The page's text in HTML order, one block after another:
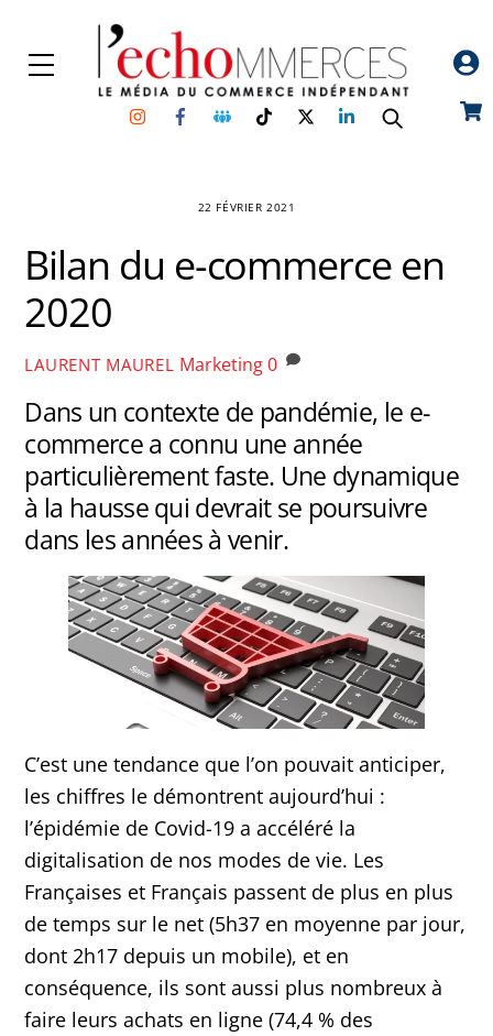
content
Menu
InstagramFacebookGroupe
Facebook
TikTokTwitterLinkedin
22 FÉVRIER 2021
Bilan du e-commerce en
2020
LAURENT MAUREL Marketing0
Dans un contexte de pandémie, le e-
commerce a connu une année
particulièrement faste. Une dynamique
à la hausse qui devrait se poursuivre
dans les années à venir.
C’est une tendance que l’on pouvait anticiper,
les chiffres le démontrent aujourd’hui :
l’épidémie de Covid-19 a accéléré la
digitalisation de nos modes de vie. Les
Françaises et Français passent de plus en plus
de temps sur le net (5h37 en moyenne par jour,
dont 2h17 depuis un mobile), et en
conséquence, ils sont aussi plus nombreux à
faire leurs achats en ligne (74,4 % des